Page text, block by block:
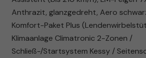
Anthrazit, glanzgedreht, Aero
Komfort-Paket Plus
Klimaanlage Climatronic 2-Zonen /
Schließ-/Startsystem Kessy /